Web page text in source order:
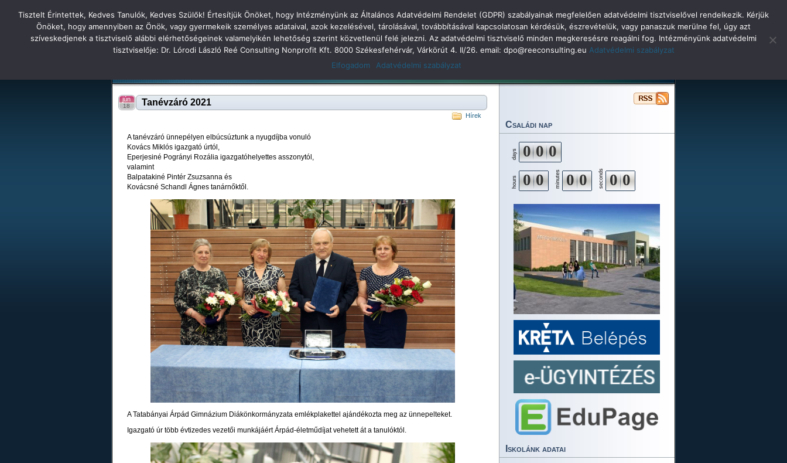
Főoldal Hírek Tudás Állandóság Gondolkodás
Tatabányai Árpád Gimnázium 2
Tanévzáró 2021
jún
18
Hírek
A tanévzáró ünnepélyen elbúcsúztunk a nyugdíjba vonuló
Kovács Miklós igazgató úrtól,
Eperjesiné Pogrányi Rozália igazgatóhelyettes asszonytól,
valamint
Balpatakiné Pintér Zsuzsanna és
Kovácsné Schandl Ágnes tanárnőktől.
A Tatabányai Árpád Gimnázium Diákönkormányzata emlékplakettel ajándékozta meg az ünnepelteket.
Igazgató úr több évtizedes vezetői munkájáért Árpád-életműdíjat vehetett át a tanulóktól.
Tatabányai Árpád Gimnázium 2
Családi nap
days 0 0 0
hours 0 0 minutes 0 0 seconds 0 0
Iskolánk adatai
Tisztelt Érintettek, Kedves Tanulók, Kedves Szülők! Értesítjük Önöket, hogy Intézményünk az Általános Adatvédelmi Rendelet (GDPR) szabályainak megfelelően adatvédelmi tisztviselővel rendelkezik. Kérjük
Önöket, hogy amennyiben az Önök, vagy gyermekeik személyes adataival, azok kezelésével, tárolásával, továbbításával kapcsolatosan kérdésük, észrevételük, vagy panaszuk merülne fel, úgy azt
szíveskedjenek a tisztviselő alábbi elérhetőségeinek valamelyikén lehetőség szerint közvetlenül felé jelezni. Az adatvédelmi tisztviselő minden megkeresésre reagálni fog. Intézményünk adatvédelmi
tisztviselője: Dr. Lórodi László Reé Consulting Nonprofit Kft. 8000 Székesfehérvár, Várkörút 4. II/26. email: dpo@reeconsulting.eu Adatvédelmi szabályzat
Elfogadom
Adatvédelmi szabályzat